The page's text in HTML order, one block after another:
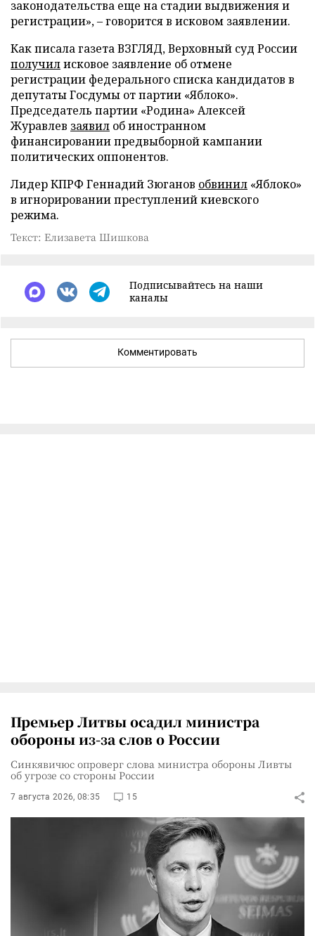
законодательства еще на стадии выдвижения и
регистрации», – говорится в исковом заявлении.
Как писала газета ВЗГЛЯД, Верховный суд России
получилисковое заявление об отмене
регистрации федерального списка кандидатов в
депутаты Госдумы от партии «Яблоко».
Председатель партии «Родина» Алексей
Журавлев заявил об иностранном
финансировании предвыборной кампании
политических оппонентов.
Лидер КПРФ Геннадий Зюганов обвинил «Яблоко»
в игнорировании преступлений киевского
режима.
Текст: Елизавета Шишкова
Подписывайтесь на наши
каналы
Комментировать
Премьер Литвы осадил министра
обороны из-за слов о России
Синкявичюс опроверг слова министра обороны Ливты
об угрозе со стороны России
7 августа 2026, 08:35 15